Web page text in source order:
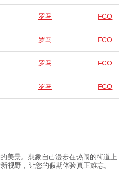
罗马 FCO
罗马 FCO
罗马 FCO
罗马 FCO
美景。想象自己漫步在热闹的街道
视野，让您的假期体验真正难忘。